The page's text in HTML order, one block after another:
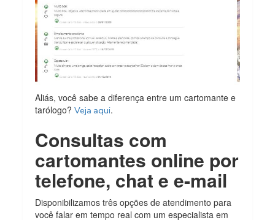
Aliás, você sabe a diferença entre um cartomante e
tarólogo?Veja aqui.
Consultas com
cartomantes online por
telefone, chat e e-mail
Disponibilizamos três opções de atendimento para
você falar em tempo real com um especialista em